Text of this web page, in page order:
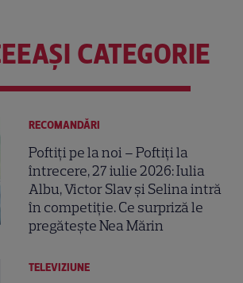
CATEGORIE
RECOMANDĂRI
Poftiți pe la noi – Poftiți la
întrecere, 27 iulie 2026: Iulia
Albu, Victor Slav și Selina intră
în competiție. Ce surpriză le
pregătește Nea Mărin
TELEVIZIUNE